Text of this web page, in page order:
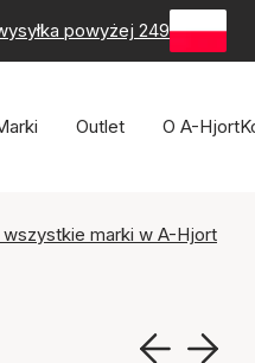
powyżej 249 zł -
Outlet O A-Hjort
marki w A-Hjort